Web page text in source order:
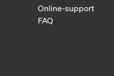
Online-support
FAQ